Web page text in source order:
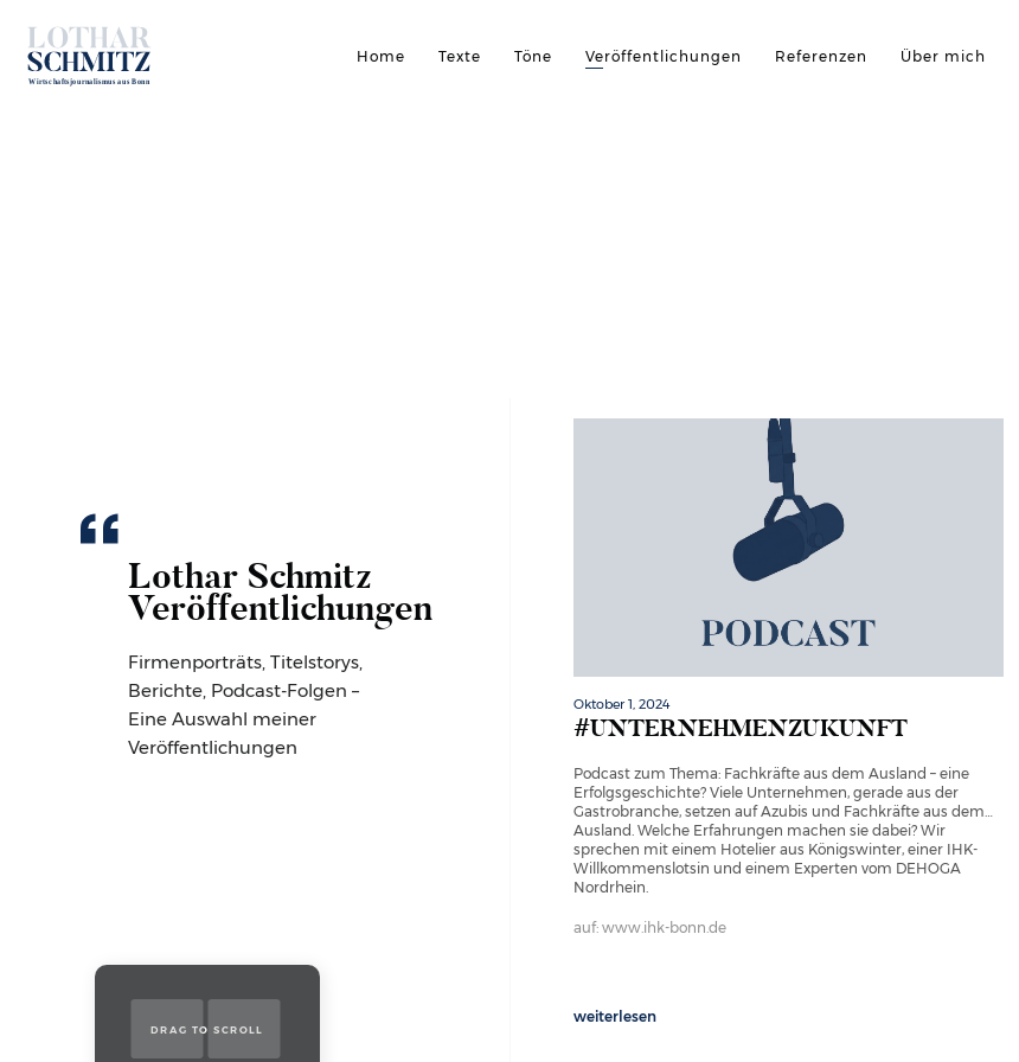
Home Texte Töne Veröffentlichungen Referenzen Über mich
Lothar Schmitz
Veröffentlichungen
Firmenporträts, Titelstorys,
Berichte, Podcast-Folgen –
Eine Auswahl meiner
Veröffentlichungen
Oktober 1, 2024
#UNTERNEHMENZUKUNFT
Podcast zum Thema: Fachkräfte aus dem Ausland – eine
Erfolgsgeschichte? Viele Unternehmen, gerade aus der
Gastrobranche, setzen auf Azubis und Fachkräfte aus dem
Ausland. Welche Erfahrungen machen sie dabei? Wir
sprechen mit einem Hotelier aus Königswinter, einer IHK-
Willkommenslotsin und einem Experten vom DEHOGA
Nordrhein.
auf: www.ihk-bonn.de
weiterlesen
DRAG TO SCROLL